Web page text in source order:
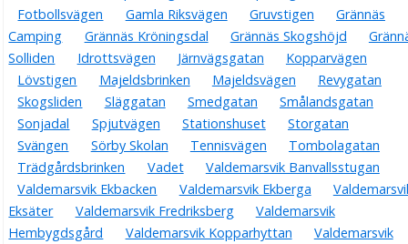
Fotbollsvägen
Gamla Riksvägen Gruvstigen
Grännäs
Camping
Grännäs Kröningsdal Grännäs Skogshöjd
Solliden
Idrottsvägen Järnvägsgatan
Kopparvägen
Lövstigen
Majeldsbrinken Majeldsvägen
Revygatan
Skogsliden
Släggatan Smedgatan
Smålandsgatan
Sonjadal
Spjutvägen Stationshuset
Storgatan
Svängen
Sörby Skolan Tennisvägen
Tombolagatan
Trädgårdsbrinken
Vadet
Valdemarsvik Banvallsstugan
Valdemarsvik Ekbacken
Valdemarsvik Ekberga
Eksäter
Valdemarsvik Fredriksberg
Valdemarsvik
Hembygdsgård
Valdemarsvik Kopparhyttan
Valdemarsvik